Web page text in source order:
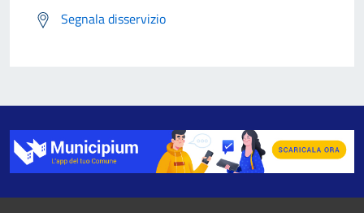
Segnala disservizio